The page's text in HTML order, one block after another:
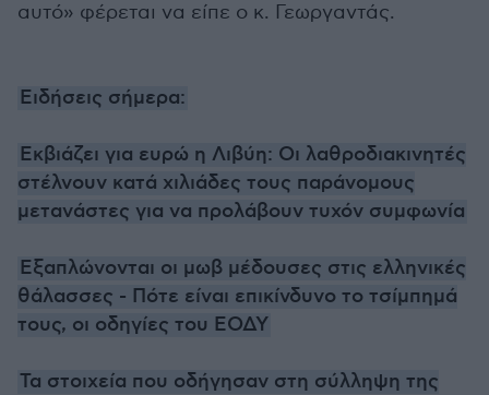
αυτό» φέρεται να είπε ο κ. Γεωργαντάς.
Ειδήσεις σήμερα:
Εκβιάζει για ευρώ η Λιβύη: Οι λαθροδιακινητές
στέλνουν κατά χιλιάδες τους παράνομους
μετανάστες για να προλάβουν τυχόν συμφωνία
Εξαπλώνονται οι μωβ μέδουσες στις ελληνικές
θάλασσες - Πότε είναι επικίνδυνο το τσίμπημά
τους, οι οδηγίες του ΕΟΔΥ
Τα στοιχεία που οδήγησαν στη σύλληψη της